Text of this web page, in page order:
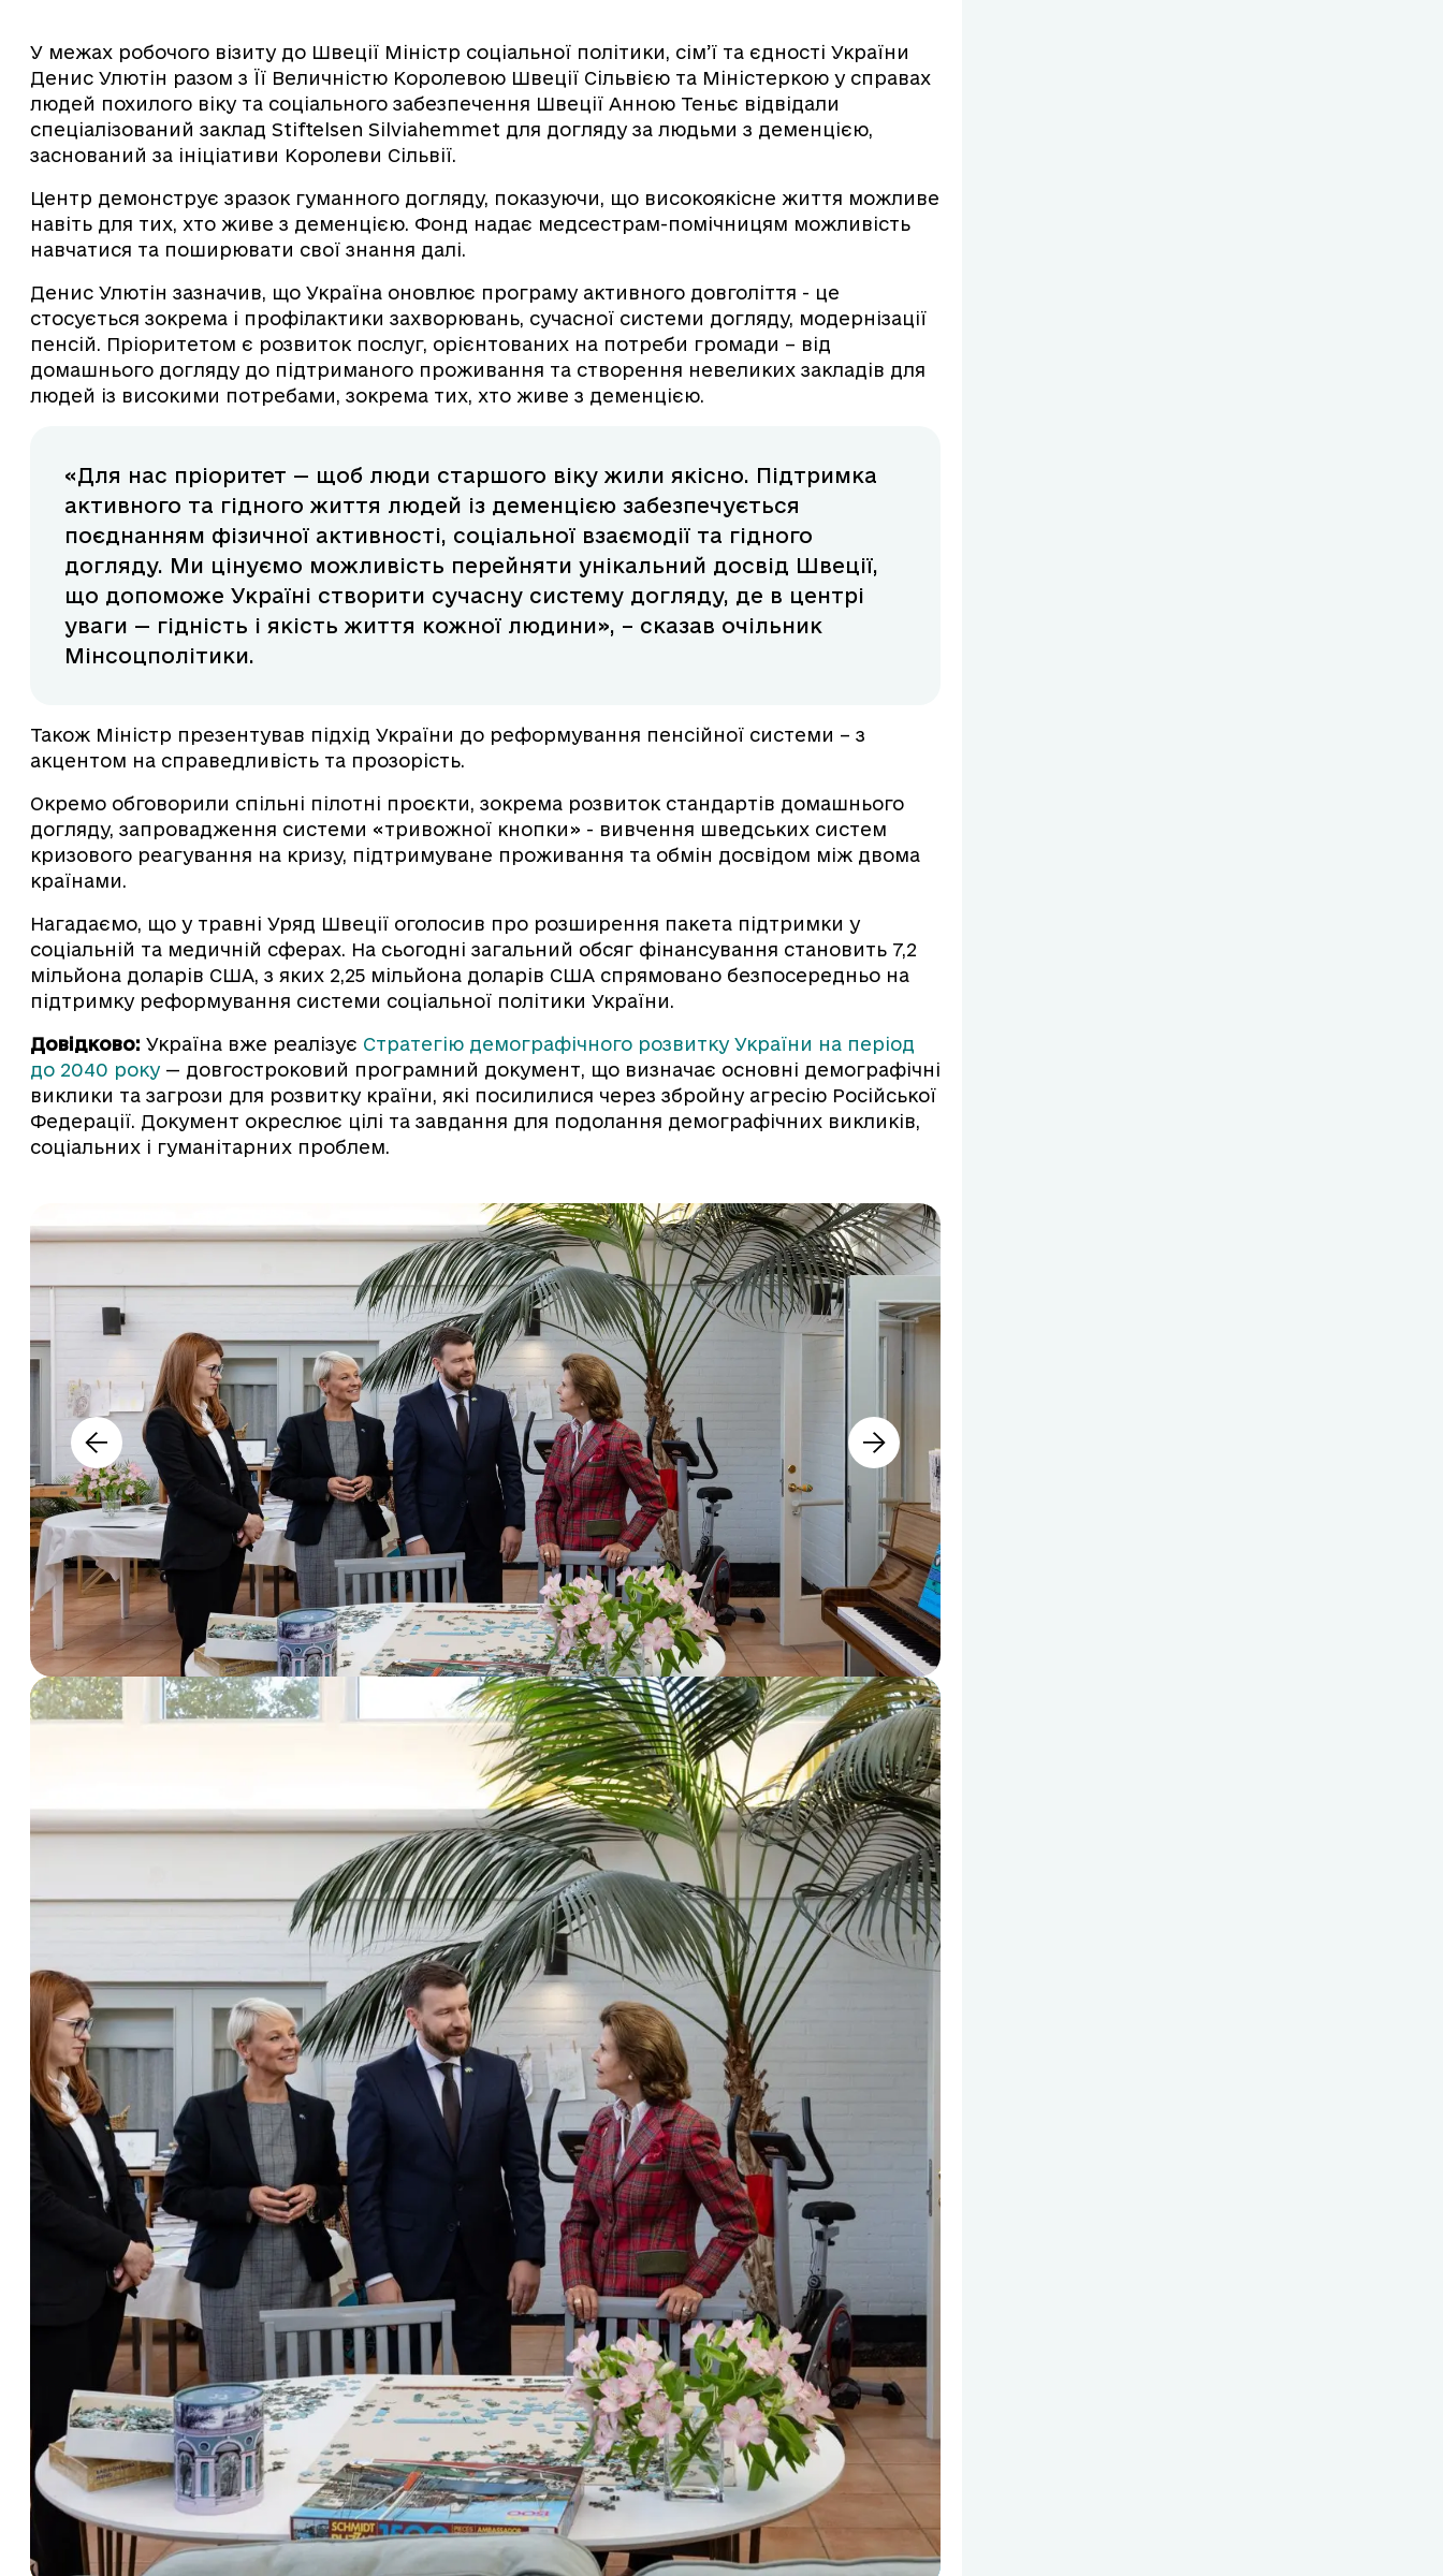
У межах робочого візиту до Швеції Міністр соціальної політики, сім’ї та єдності України
Денис Улютін разом з Її Величністю Королевою Швеції Сільвією та Міністеркою у справах
людей похилого віку та соціального забезпечення Швеції Анною Теньє відвідали
спеціалізований заклад Stiftelsen Silviahemmet для догляду за людьми з деменцією,
заснований за ініціативи Королеви Сільвії.
Центр демонструє зразок гуманного догляду, показуючи, що високоякісне життя можливе
навіть для тих, хто живе з деменцією. Фонд надає медсестрам-помічницям можливість
навчатися та поширювати свої знання далі.
Денис Улютін зазначив, що Україна оновлює програму активного довголіття - це
стосується зокрема і профілактики захворювань, сучасної системи догляду, модернізації
пенсій. Пріоритетом є розвиток послуг, орієнтованих на потреби громади – від
домашнього догляду до підтриманого проживання та створення невеликих закладів для
людей із високими потребами, зокрема тих, хто живе з деменцією.
«Для нас пріоритет — щоб люди старшого віку жили якісно. Підтримка
активного та гідного життя людей із деменцією забезпечується
поєднанням фізичної активності, соціальної взаємодії та гідного
догляду. Ми цінуємо можливість перейняти унікальний досвід Швеції,
що допоможе Україні створити сучасну систему догляду, де в центрі
уваги — гідність і якість життя кожної людини», – сказав очільник
Мінсоцполітики.
Також Міністр презентував підхід України до реформування пенсійної системи – з
акцентом на справедливість та прозорість.
Окремо обговорили спільні пілотні проєкти, зокрема розвиток стандартів домашнього
догляду, запровадження системи «тривожної кнопки» - вивчення шведських систем
кризового реагування на кризу, підтримуване проживання та обмін досвідом між двома
країнами.
Нагадаємо, що у травні Уряд Швеції оголосив про розширення пакета підтримки у
соціальній та медичній сферах. На сьогодні загальний обсяг фінансування становить 7,2
мільйона доларів США, з яких 2,25 мільйона доларів США спрямовано безпосередньо на
підтримку реформування системи соціальної політики України.
Довідково: Україна вже реалізує Стратегію демографічного розвитку України на період
до 2040 року — довгостроковий програмний документ, що визначає основні демографічні
виклики та загрози для розвитку країни, які посилилися через збройну агресію Російської
Федерації. Документ окреслює цілі та завдання для подолання демографічних викликів,
соціальних і гуманітарних проблем.